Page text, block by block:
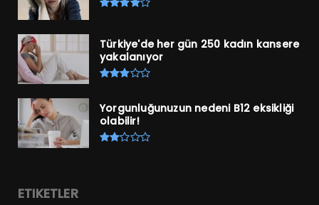
Türkiye'de her gün 250 kadın kansere
yakalanıyor
Yorgunluğunuzun nedeni B12 eksikliği
olabilir!
ETIKETLER